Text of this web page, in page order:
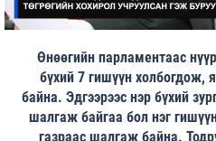
Өнөөгийн парламентаас
бүхий 7 гишүүн холбогдож,
байна. Эдгээрээс нэр бүхий
шалгаж байгаа бол нэг
газраас шалгаж байна.